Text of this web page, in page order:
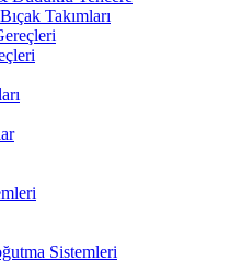
Takımları
Sistemleri